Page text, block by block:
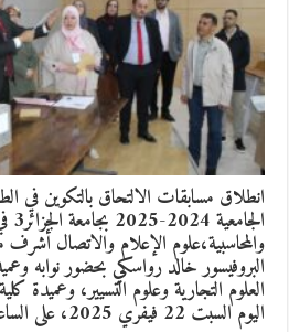
انطلاق مسابقات الالتحاق بالتكوين في
البروفيسور خالد رواسكي بحضور نوابه
العلوم التجارية وعلوم التسيير، وعميدة
اليوم السبت 22 فيفري 2025، على الساعة 13:00 …